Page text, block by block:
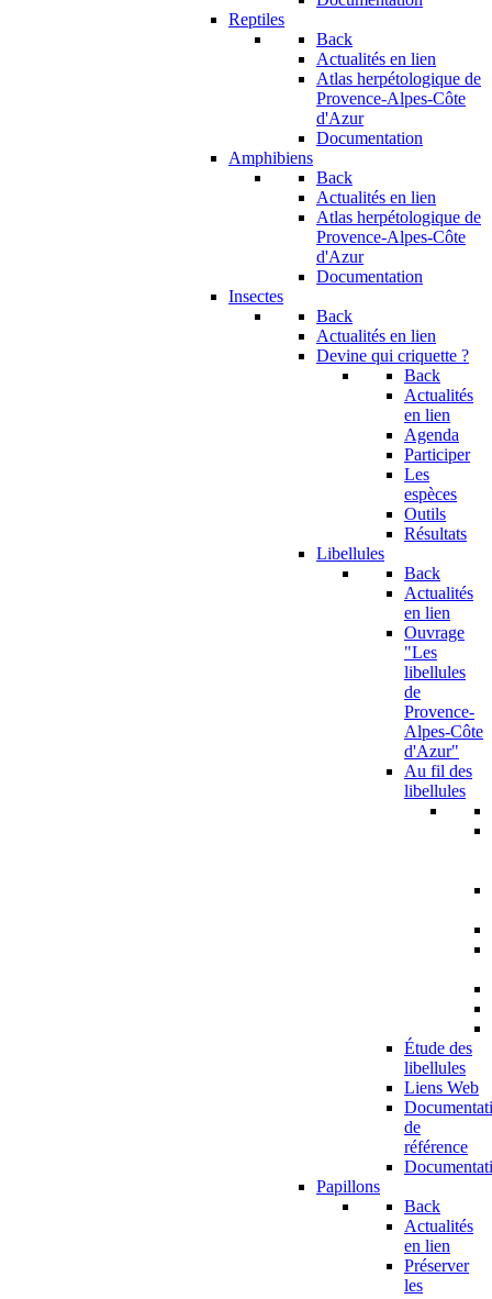
Reptiles
Back
Actualités en lien
Atlas herpétologique de
Provence-Alpes-Côte
d'Azur
Documentation
Amphibiens
Back
Actualités en lien
Atlas herpétologique de
Provence-Alpes-Côte
d'Azur
Documentation
Insectes
Back
Actualités en lien
Devine qui criquette ?
Back
Actualités
en lien
Agenda
Participer
Les
espèces
Outils
Résultats
Libellules
Back
Actualités
en lien
Ouvrage
"Les
libellules
de
Provence-
Alpes-Côte
d'Azur"
Au fil des
libellules
Étude des
libellules
Liens Web
de
référence
Papillons
Back
Actualités
en lien
Préserver
les